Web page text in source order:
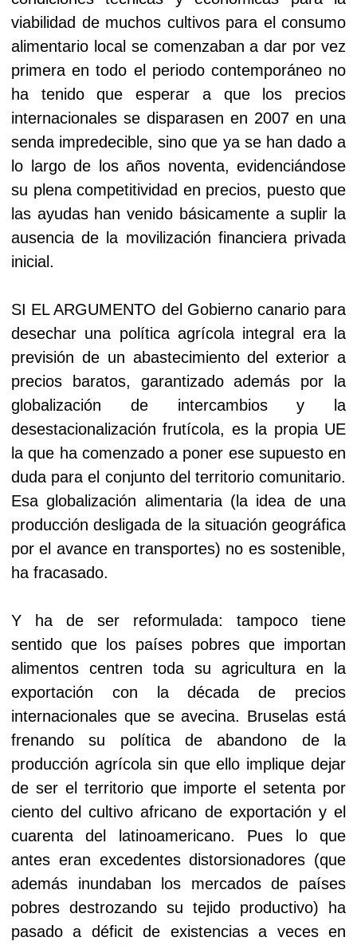
viabilidad de muchos cultivos para el consumo
alimentario local se comenzaban a dar por vez
primera en todo el periodo contemporáneo no
ha tenido que esperar a que los precios
internacionales se disparasen en 2007 en una
senda impredecible, sino que ya se han dado a
lo largo de los años noventa, evidenciándose
su plena competitividad en precios, puesto que
las ayudas han venido básicamente a suplir la
ausencia de la movilización financiera privada
inicial.
SI EL ARGUMENTO del Gobierno canario para
desechar una política agrícola integral era la
previsión de un abastecimiento del exterior a
precios baratos, garantizado además por la
globalización de intercambios y la
desestacionalización frutícola, es la propia UE
la que ha comenzado a poner ese supuesto en
duda para el conjunto del territorio comunitario.
Esa globalización alimentaria (la idea de una
producción desligada de la situación geográfica
por el avance en transportes) no es sostenible,
ha fracasado.
Y ha de ser reformulada: tampoco tiene
sentido que los países pobres que importan
alimentos centren toda su agricultura en la
exportación con la década de precios
internacionales que se avecina. Bruselas está
frenando su política de abandono de la
producción agrícola sin que ello implique dejar
de ser el territorio que importe el setenta por
ciento del cultivo africano de exportación y el
cuarenta del latinoamericano. Pues lo que
antes eran excedentes distorsionadores (que
además inundaban los mercados de países
pobres destrozando su tejido productivo) ha
pasado a déficit de existencias a veces en